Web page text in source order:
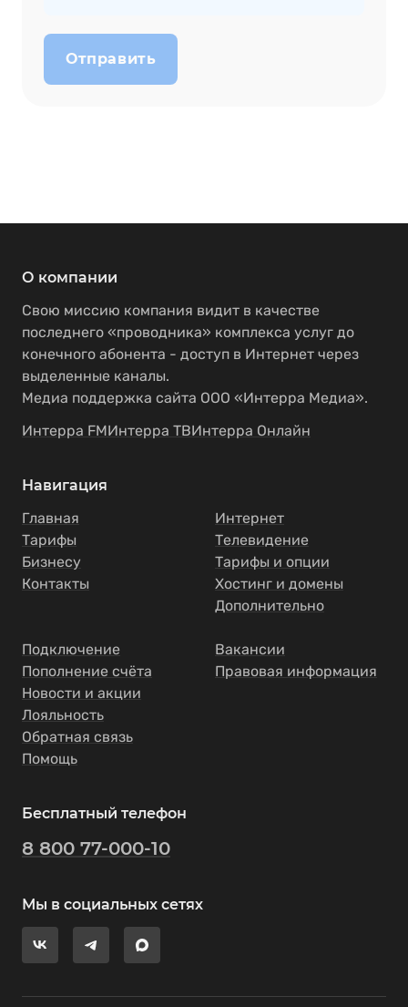
Отправить
О компании
Свою миссию компания видит в качестве
последнего «проводника» комплекса услуг до
конечного абонента - доступ в Интернет через
выделенные каналы.
Медиа поддержка сайта ООО «Интерра Медиа».
Интерра FMИнтерра ТВИнтерра Онлайн
Навигация
Главная
Тарифы
Бизнесу
Контакты
Интернет
Телевидение
Тарифы и опции
Хостинг и домены
Дополнительно
Подключение
Пополнение счёта
Новости и акции
Лояльность
Обратная связь
Помощь
Вакансии
Правовая информация
Бесплатный телефон
8 800 77-000-10
Мы в социальных сетях